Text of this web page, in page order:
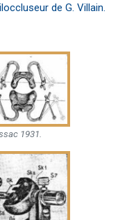
de G. Villain.
1931.